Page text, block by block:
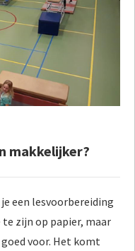
makkelijker?
een lesvoorbereiding
zijn op papier, maar
voor. Het komt